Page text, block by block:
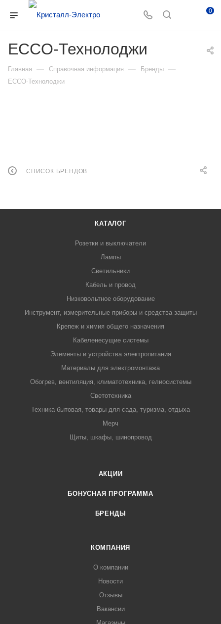
0
ECCO-Технолоджи
Главная — Справочная информация — Бренды —
ECCO-Технолоджи
СПИСОК БРЕНДОВ
КАТАЛОГ
Розетки и выключатели
Лампы
Светильники
Кабель и провод
Низковольтное оборудование
Инструмент, измерительные приборы и средства защиты
Крепеж и химия общего назначения
Кабеленесущие системы
Элементы и устройства электропитания
Материалы для электромонтажа
Обогрев, вентиляция, климатотехника, гелиосистемы
Светотехника
Техника бытовая, товары для сада, туризма, отдыха
Мерч
Щиты, шкафы, шинопровод
АКЦИИ
БОНУСНАЯ ПРОГРАММА
БРЕНДЫ
КОМПАНИЯ
О компании
Новости
Отзывы
Вакансии